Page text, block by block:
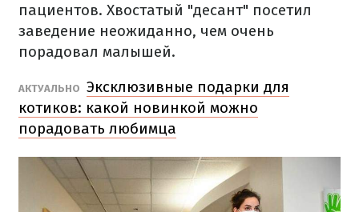
пациентов. Хвостатый "десант" посетил
заведение неожиданно, чем очень
порадовал малышей.
АКТУАЛЬНО Эксклюзивные подарки для
котиков: какой новинкой можно
порадовать любимца